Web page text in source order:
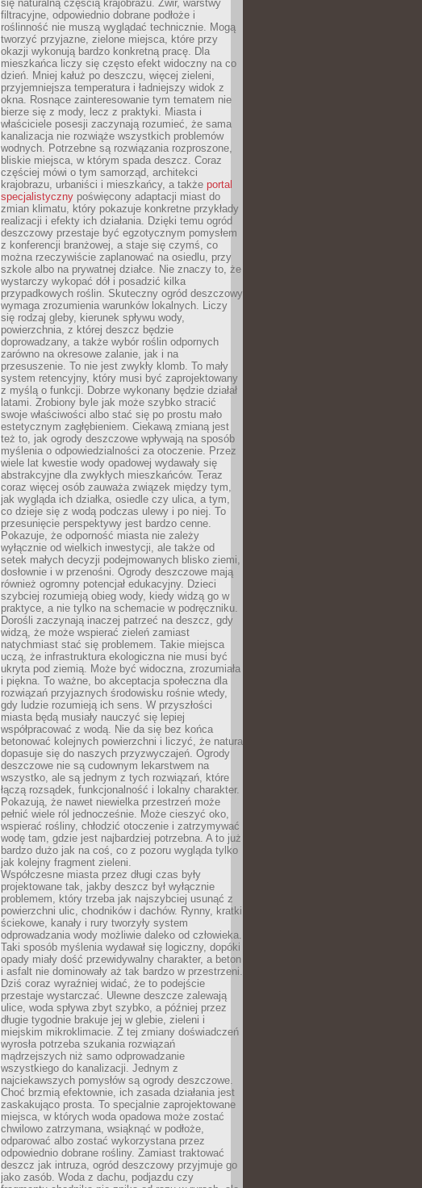
się naturalną częścią krajobrazu. Żwir, warstwy
filtracyjne, odpowiednio dobrane podłoże i
roślinność nie muszą wyglądać technicznie. Mogą
tworzyć przyjazne, zielone miejsca, które przy
okazji wykonują bardzo konkretną pracę. Dla
mieszkańca liczy się często efekt widoczny na co
dzień. Mniej kałuż po deszczu, więcej zieleni,
przyjemniejsza temperatura i ładniejszy widok z
okna. Rosnące zainteresowanie tym tematem nie
bierze się z mody, lecz z praktyki. Miasta i
właściciele posesji zaczynają rozumieć, że sama
kanalizacja nie rozwiąże wszystkich problemów
wodnych. Potrzebne są rozwiązania rozproszone,
bliskie miejsca, w którym spada deszcz. Coraz
częściej mówi o tym samorząd, architekci
krajobrazu, urbaniści i mieszkańcy, a także portal
specjalistyczny poświęcony adaptacji miast do
zmian klimatu, który pokazuje konkretne przykłady
realizacji i efekty ich działania. Dzięki temu ogród
deszczowy przestaje być egzotycznym pomysłem
z konferencji branżowej, a staje się czymś, co
można rzeczywiście zaplanować na osiedlu, przy
szkole albo na prywatnej działce. Nie znaczy to, że
wystarczy wykopać dół i posadzić kilka
przypadkowych roślin. Skuteczny ogród deszczowy
wymaga zrozumienia warunków lokalnych. Liczy
się rodzaj gleby, kierunek spływu wody,
powierzchnia, z której deszcz będzie
doprowadzany, a także wybór roślin odpornych
zarówno na okresowe zalanie, jak i na
przesuszenie. To nie jest zwykły klomb. To mały
system retencyjny, który musi być zaprojektowany
z myślą o funkcji. Dobrze wykonany będzie działał
latami. Zrobiony byle jak może szybko stracić
swoje właściwości albo stać się po prostu mało
estetycznym zagłębieniem. Ciekawą zmianą jest
też to, jak ogrody deszczowe wpływają na sposób
myślenia o odpowiedzialności za otoczenie. Przez
wiele lat kwestie wody opadowej wydawały się
abstrakcyjne dla zwykłych mieszkańców. Teraz
coraz więcej osób zauważa związek między tym,
jak wygląda ich działka, osiedle czy ulica, a tym,
co dzieje się z wodą podczas ulewy i po niej. To
przesunięcie perspektywy jest bardzo cenne.
Pokazuje, że odporność miasta nie zależy
wyłącznie od wielkich inwestycji, ale także od
setek małych decyzji podejmowanych blisko ziemi,
dosłownie i w przenośni. Ogrody deszczowe mają
również ogromny potencjał edukacyjny. Dzieci
szybciej rozumieją obieg wody, kiedy widzą go w
praktyce, a nie tylko na schemacie w podręczniku.
Dorośli zaczynają inaczej patrzeć na deszcz, gdy
widzą, że może wspierać zieleń zamiast
natychmiast stać się problemem. Takie miejsca
uczą, że infrastruktura ekologiczna nie musi być
ukryta pod ziemią. Może być widoczna, zrozumiała
i piękna. To ważne, bo akceptacja społeczna dla
rozwiązań przyjaznych środowisku rośnie wtedy,
gdy ludzie rozumieją ich sens. W przyszłości
miasta będą musiały nauczyć się lepiej
współpracować z wodą. Nie da się bez końca
betonować kolejnych powierzchni i liczyć, że natura
dopasuje się do naszych przyzwyczajeń. Ogrody
deszczowe nie są cudownym lekarstwem na
wszystko, ale są jednym z tych rozwiązań, które
łączą rozsądek, funkcjonalność i lokalny charakter.
Pokazują, że nawet niewielka przestrzeń może
pełnić wiele ról jednocześnie. Może cieszyć oko,
wspierać rośliny, chłodzić otoczenie i zatrzymywać
wodę tam, gdzie jest najbardziej potrzebna. A to już
bardzo dużo jak na coś, co z pozoru wygląda tylko
jak kolejny fragment zieleni.
Współczesne miasta przez długi czas były
projektowane tak, jakby deszcz był wyłącznie
problemem, który trzeba jak najszybciej usunąć z
powierzchni ulic, chodników i dachów. Rynny, kratki
ściekowe, kanały i rury tworzyły system
odprowadzania wody możliwie daleko od człowieka.
Taki sposób myślenia wydawał się logiczny, dopóki
opady miały dość przewidywalny charakter, a beton
i asfalt nie dominowały aż tak bardzo w przestrzeni.
Dziś coraz wyraźniej widać, że to podejście
przestaje wystarczać. Ulewne deszcze zalewają
ulice, woda spływa zbyt szybko, a później przez
długie tygodnie brakuje jej w glebie, zieleni i
miejskim mikroklimacie. Z tej zmiany doświadczeń
wyrosła potrzeba szukania rozwiązań
mądrzejszych niż samo odprowadzanie
wszystkiego do kanalizacji. Jednym z
najciekawszych pomysłów są ogrody deszczowe.
Choć brzmią efektownie, ich zasada działania jest
zaskakująco prosta. To specjalnie zaprojektowane
miejsca, w których woda opadowa może zostać
chwilowo zatrzymana, wsiąknąć w podłoże,
odparować albo zostać wykorzystana przez
odpowiednio dobrane rośliny. Zamiast traktować
deszcz jak intruza, ogród deszczowy przyjmuje go
jako zasób. Woda z dachu, podjazdu czy